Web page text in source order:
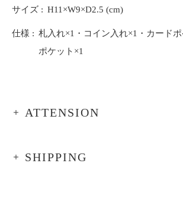
サイズ H11×W9×D2.5 (cm)
仕様
札入れ×1・コイン入れ×1・カード
ポケット×1
ATTENSION
SHIPPING